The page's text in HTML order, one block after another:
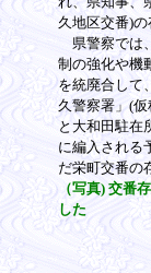
久地区交番)の
県警察では
制の強化や機
を統廃合して
久警察署」(
と大和田駐在
に編入される
だ栄町交番の
（写真) 交番
した